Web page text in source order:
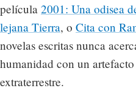
película 2001: Una odisea
lejana Tierra, o Cita con
novelas escritas nunca
humanidad con un
extraterrestre.